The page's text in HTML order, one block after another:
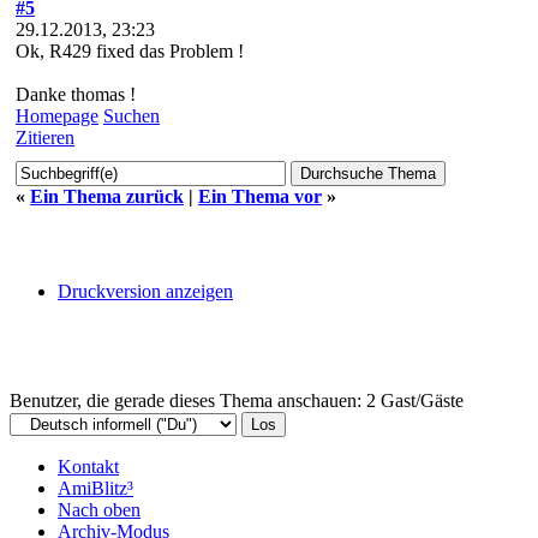
#5
29.12.2013, 23:23
Ok, R429 fixed das Problem !
Danke thomas !
Homepage Suchen
Zitieren
« Ein Thema zurück | Ein Thema vor »
Druckversion anzeigen
Benutzer, die gerade dieses Thema anschauen: 2 Gast/Gäste
Kontakt
AmiBlitz³
Nach oben
Archiv-Modus